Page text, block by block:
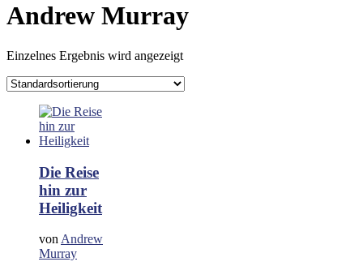
Andrew Murray
Einzelnes Ergebnis wird angezeigt
Die Reise
hin zur
Heiligkeit
von Andrew
Murray